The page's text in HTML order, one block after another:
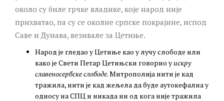
около су биле грчке владике, које народ није
прихватао, па су се околне српске покрајине, испод
Саве и Дунава, везивале за Цетиње.
Народ је гледао у Цетиње као у лучу слободе или
како је Свети Петар Цетињски говорио уискру
славеносербске слободе. Митрополија нити је кад
тражила, нити је кад жељела да буде аутокефална у
односу на СПЦ и никада ни од кога није тражила